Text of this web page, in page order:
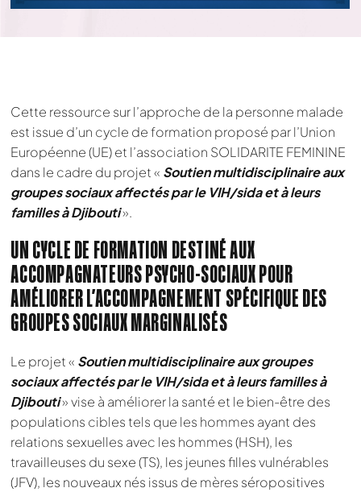
Cette ressource sur l’approche de la personne malade
est issue d’un cycle de formation proposé par l’Union
Européenne (UE) et l’association SOLIDARITE FEMININE
dans le cadre du projet « Soutien multidisciplinaire aux
groupes sociaux affectés par le VIH/sida et à leurs
familles à Djibouti».
UN CYCLE DE FORMATION DESTINÉ AUX
ACCOMPAGNATEURS PSYCHO-SOCIAUX POUR
AMÉLIORER L’ACCOMPAGNEMENT SPÉCIFIQUE DES
GROUPES SOCIAUX MARGINALISÉS
Le projet « Soutien multidisciplinaire aux groupes
sociaux affectés par le VIH/sida et à leurs familles à
Djibouti» vise à améliorer la santé et le bien-être des
populations cibles tels que les hommes ayant des
relations sexuelles avec les hommes (HSH), les
travailleuses du sexe (TS), les jeunes filles vulnérables
(JFV), les nouveaux nés issus de mères séropositives